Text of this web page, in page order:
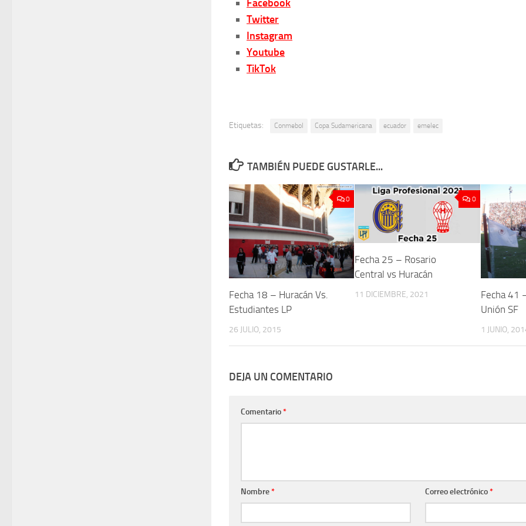
Facebook
Twitter
Instagram
Youtube
TikTok
Etiquetas: Conmebol Copa Sudamericana ecuador emelec
TAMBIÉN PUEDE GUSTARLE...
0
Fecha 18 – Huracán Vs.
Estudiantes LP
26 JULIO, 2015
0
Fecha 25 – Rosario
Central vs Huracán
11 DICIEMBRE, 2021
Fecha 41
Unión SF
1 JUNIO,
DEJA UN COMENTARIO
Comentario*
Nombre* Correo electrónico*